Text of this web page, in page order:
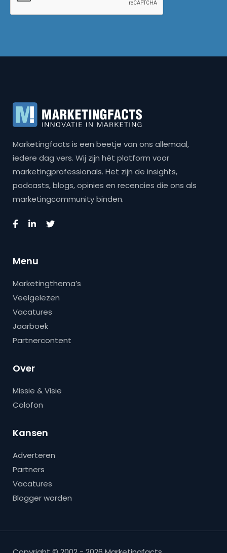
Marketingfacts is een beetje van ons allemaal,
iedere dag vers. Wij zijn hét platform voor
marketingprofessionals. Het zijn de insights,
podcasts, blogs, opinies en recencies die ons als
marketingcommunity binden.
Menu
Marketingthema’s
Veelgelezen
Vacatures
Jaarboek
Partnercontent
Over
Missie & Visie
Colofon
Kansen
Adverteren
Partners
Vacatures
Blogger worden